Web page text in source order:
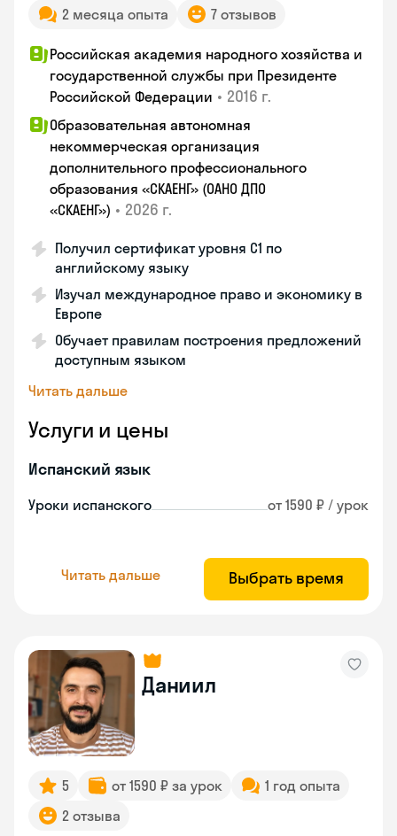
2 месяца опыта
7 отзывов
Российская академия народного хозяйства и
государственной службы при Президенте
Российской Федерации • 2016 г.
Образовательная автономная
некоммерческая организация
дополнительного профессионального
образования «СКАЕНГ» (ОАНО ДПО
«СКАЕНГ») • 2026 г.
Получил сертификат уровня С1 по
английскому языку
Изучал международное право и экономику в
Европе
Обучает правилам построения предложений
доступным языком
Читать дальше
Услуги и цены
Испанский язык
Уроки испанского от 1590 ₽ / урок
Читать дальше Выбрать время
Даниил
5 от 1590 ₽ за урок
1 год опыта
2 отзыва